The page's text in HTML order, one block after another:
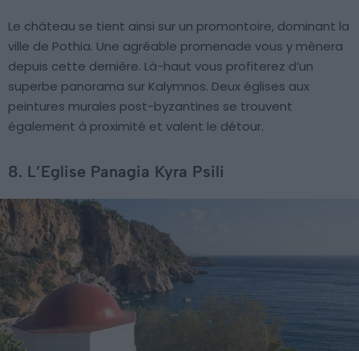
Le château se tient ainsi sur un promontoire, dominant la
ville de Pothia. Une agréable promenade vous y mènera
depuis cette dernière. Là-haut vous profiterez d’un
superbe panorama sur Kalymnos. Deux églises aux
peintures murales post-byzantines se trouvent
également à proximité et valent le détour.
8. L’Eglise Panagia Kyra Psili